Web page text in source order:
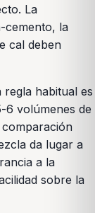
La
cemento, la
cal deben
habitual es
6 volúmenes de
da lugar a
a la
sobre la